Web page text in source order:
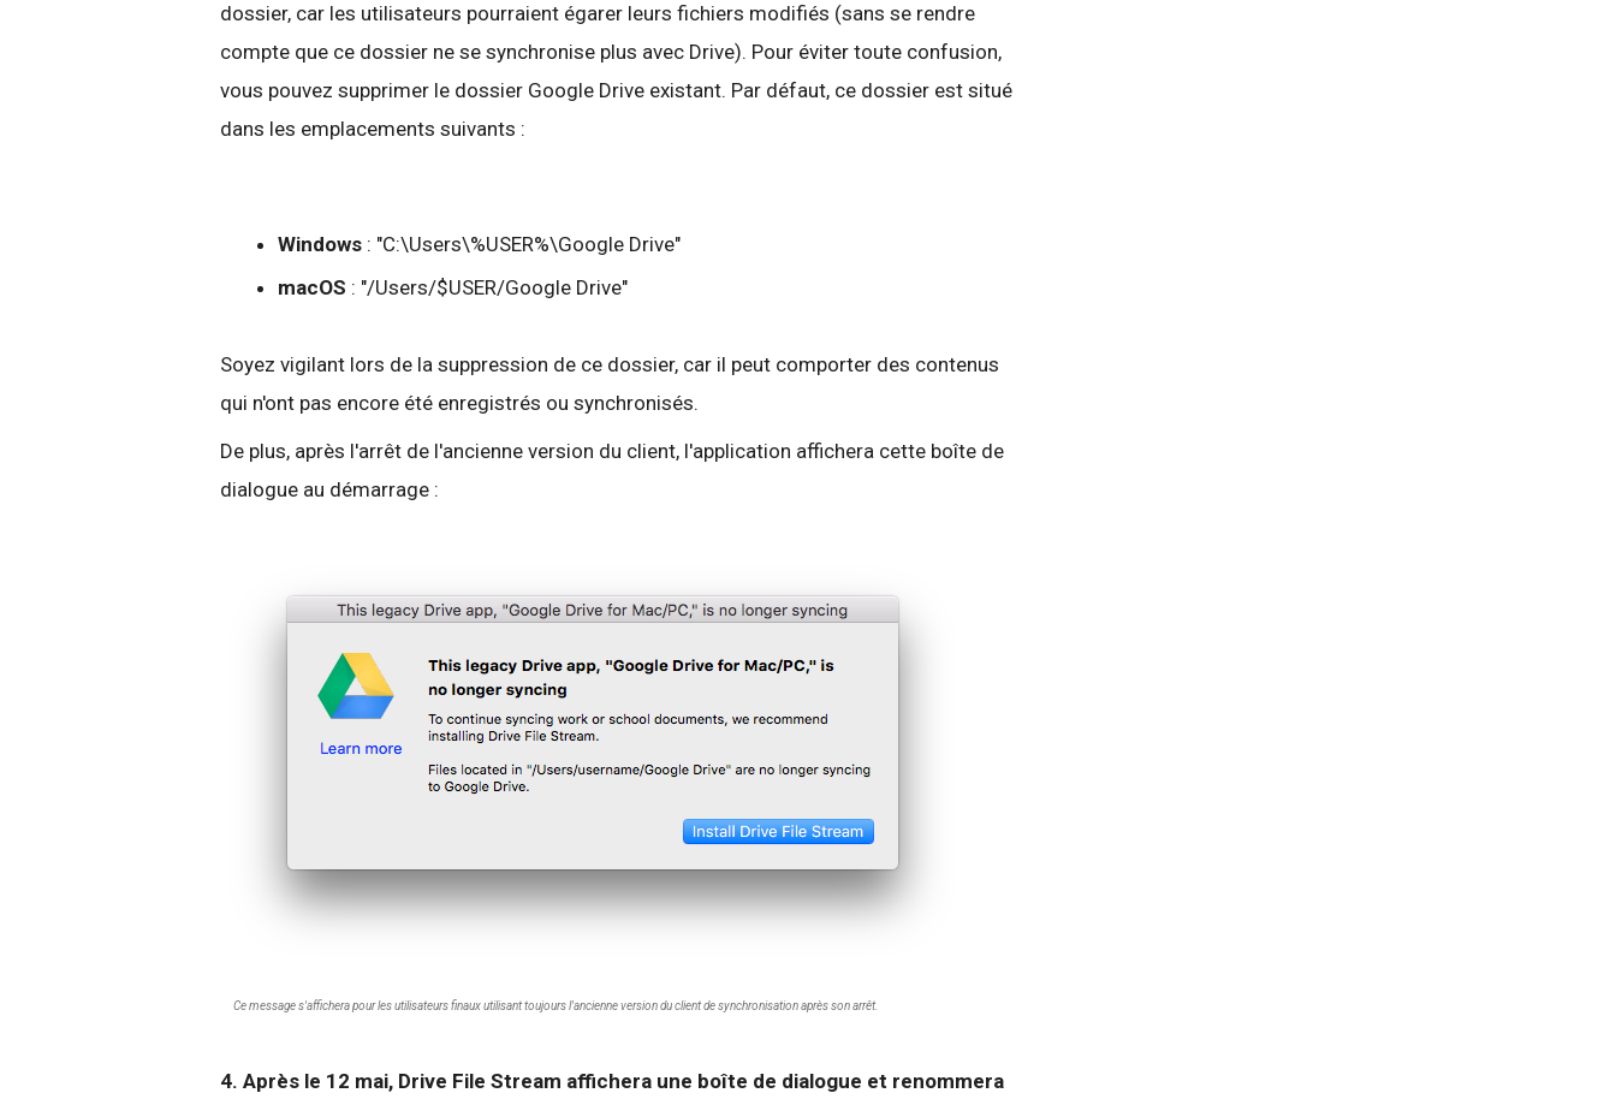
dossier, car les utilisateurs pourraient égarer leurs fichiers modifiés (sans se rendre
compte que ce dossier ne se synchronise plus avec Drive). Pour éviter toute confusion,
vous pouvez supprimer le dossier Google Drive existant. Par défaut, ce dossier est situé
dans les emplacements suivants :
Windows : "C:\Users\%USER%\Google Drive"
macOS : "/Users/$USER/Google Drive"
Soyez vigilant lors de la suppression de ce dossier, car il peut comporter des contenus
qui n'ont pas encore été enregistrés ou synchronisés.
De plus, après l'arrêt de l'ancienne version du client, l'application affichera cette boîte de
dialogue au démarrage :
Ce message s'affichera pour les utilisateurs finaux utilisant toujours l'ancienne version du client de synchronisation après son arrêt.
4. Après le 12 mai, Drive File Stream affichera une boîte de dialogue et renommera